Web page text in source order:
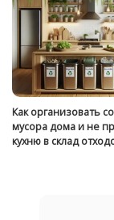
Как организовать
мусора дома и не
кухню в склад